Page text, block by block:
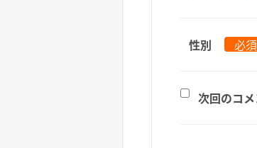
性別 必須
次回のコ